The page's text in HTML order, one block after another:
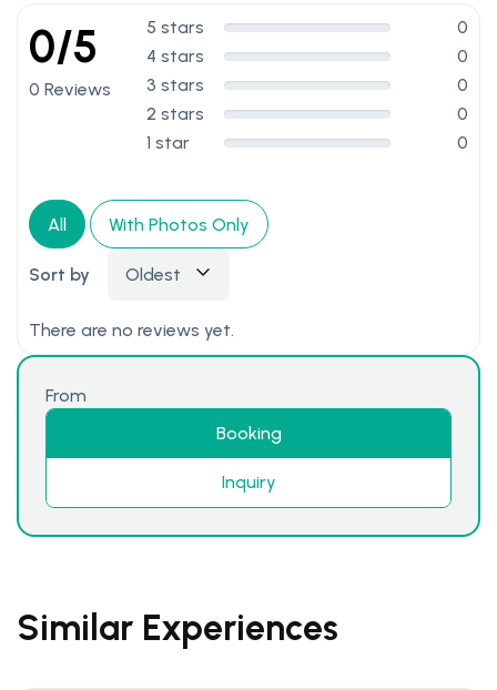
0/5
0 Reviews
5 stars
0
4 stars
0
3 stars
0
2 stars
0
1 star
0
All With Photos Only
Sort by Oldest
There are no reviews yet.
From
Booking
Inquiry
Similar Experiences